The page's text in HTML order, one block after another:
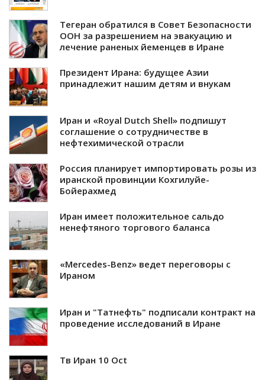
Тегеран обратился в Совет Безопасности
ООН за разрешением на эвакуацию и
лечение раненых йеменцев в Иране
Президент Ирана: будущее Азии
принадлежит нашим детям и внукам
Иран и «Royal Dutch Shell» подпишут
соглашение о сотрудничестве в
нефтехимической отрасли
Россия планирует импортировать розы из
иранской провинции Кохгилуйе-
Бойерахмед
Иран имеет положительное сальдо
ненефтяного торгового баланса
«Mercedes-Benz» ведет переговоры с
Ираном
Иран и "Татнефть" подписали контракт на
проведение исследований в Иране
Тв Иран 10 Oct